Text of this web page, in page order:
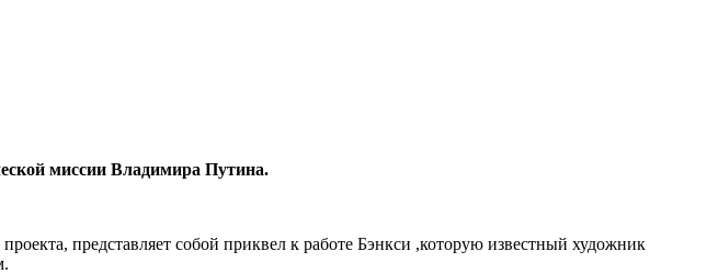
миссии Владимира Путина.
представляет собой приквел к работе Бэнкси ,которую известный художник